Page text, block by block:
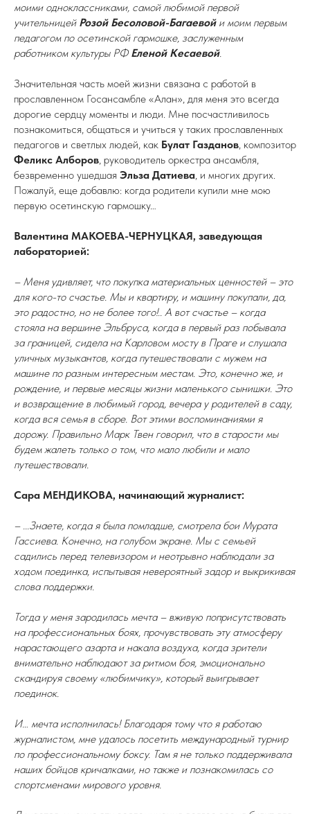
моими одноклассниками, самой любимой первой
учительницей Розой Бесоловой-Багаевой и моим первым
педагогом по осетинской гармошке, заслуженным
работником культуры РФЕленой Кесаевой.
Значительная часть моей жизни связана с работой в
прославленном Госансамбле «Алан», для меня это всегда
дорогие сердцу моменты и люди. Мне посчастливилось
познакомиться, общаться и учиться у таких прославленных
педагогов и светлых людей, как Булат Газданов, композитор
Феликс Алборов, руководитель оркестра ансамбля,
безвременно ушедшая Эльза Датиева, и многих других.
Пожалуй, еще добавлю: когда родители купили мне мою
первую осетинскую гармошку…
Валентина МАКОЕВА-ЧЕРНУЦКАЯ, заведующая
лабораторией:
– Меня удивляет, что покупка материальных ценностей – это
для кого-то счастье. Мы и квартиру, и машину покупали, да,
это радостно, но не более того!.. А вот счастье – когда
стояла на вершине Эльбруса, когда в первый раз побывала
за границей, сидела на Карловом мосту в Праге и слушала
уличных музыкантов, когда путешествовали с мужем на
машине по разным интересным местам. Это, конечно же, и
рождение, и первые месяцы жизни маленького сынишки. Это
и возвращение в любимый город, вечера у родителей в саду,
когда вся семья в сборе. Вот этими воспоминаниями я
дорожу. Правильно Марк Твен говорил, что в старости мы
будем жалеть только о том, что мало любили и мало
путешествовали.
Сара МЕНДИКОВА, начинающий журналист:
– ...Знаете, когда я была помладше, смотрела бои Мурата
Гассиева. Конечно, на голубом экране. Мы с семьей
садились перед телевизором и неотрывно наблюдали за
ходом поединка, испытывая невероятный задор и выкрикивая
слова поддержки.
Тогда у меня зародилась мечта – вживую поприсутствовать
на профессиональных боях, прочувствовать эту атмосферу
нарастающего азарта и накала воздуха, когда зрители
внимательно наблюдают за ритмом боя, эмоционально
скандируя своему «любимчику», который выигрывает
поединок.
И… мечта исполнилась! Благодаря тому что я работаю
журналистом, мне удалось посетить международный турнир
по профессиональному боксу. Там я не только поддерживала
наших бойцов кричалками, но также и познакомилась со
спортсменами мирового уровня.